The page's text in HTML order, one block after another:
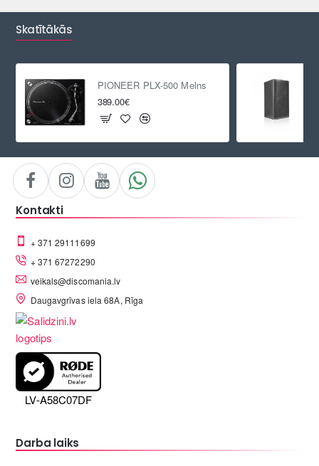
Skatītākās
PIONEER PLX-500 Melns
389.00€
Kontakti
+ 371 29111699
+ 371 67272290
veikals@discomania.lv
Daugavgrīvas iela 68A, Rīga
LV-A58C07DF
Darba laiks